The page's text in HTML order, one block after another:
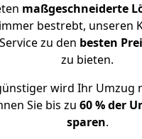
maßgeschneiderte
bestrebt, unseren
zu den besten
zu bieten.
wird Ihr Umzug
Sie bis zu 60 % der
sparen.